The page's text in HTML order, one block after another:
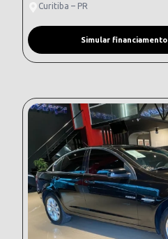
Curitiba – PR
Simular financiamento